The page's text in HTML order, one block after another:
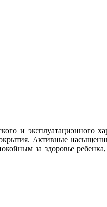
и эксплуатационного
Активные
за здоровье